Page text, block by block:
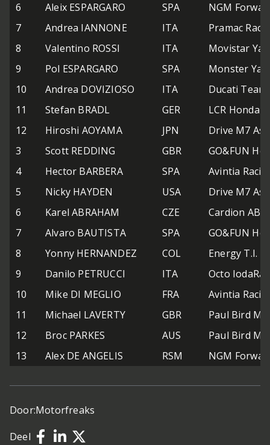
6
Aleix ESPARGARO SPA
NGM
7
Andrea IANNONE ITA
Pramac
8
Valentino ROSSI ITA
Movistar
9
Pol ESPARGARO SPA
Monster
10
Andrea DOVIZIOSO ITA
Ducati Team
11
Stefan BRADL GER
LCR Honda
12
Hiroshi AOYAMA JPN
Drive M7
3
Scott REDDING GBR
GO&FUN
4
Hector BARBERA SPA
Avintia
5
Nicky HAYDEN USA
Drive M7
6
Karel ABRAHAM CZE
Cardion AB
7
Alvaro BAUTISTA SPA
GO&FUN
8
Yonny HERNANDEZ COL
Energy T.I.
9
Danilo PETRUCCI ITA
Octo
10
Mike DI MEGLIO FRA
Avintia
11
Michael LAVERTY GBR
Paul Bird
12
Broc PARKES AUS
Paul Bird
13
Alex DE ANGELIS RSM NGM
Door:Motorfreaks
Deel